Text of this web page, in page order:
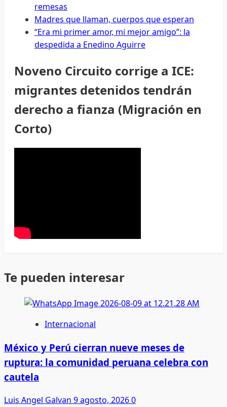
remesas
Madres que llaman, cuerpos que esperan
“Era mi primer amor, mi mejor amigo”: la
despedida a Enedino Aguirre
Noveno Circuito corrige a ICE:
migrantes detenidos tendrán
derecho a fianza (Migración en
Corto)
Te pueden interesar
Internacional
México y Perú cierran nueve meses de
ruptura: la comunidad peruana celebra con
cautela
Luis Angel Galvan 9 agosto, 20260